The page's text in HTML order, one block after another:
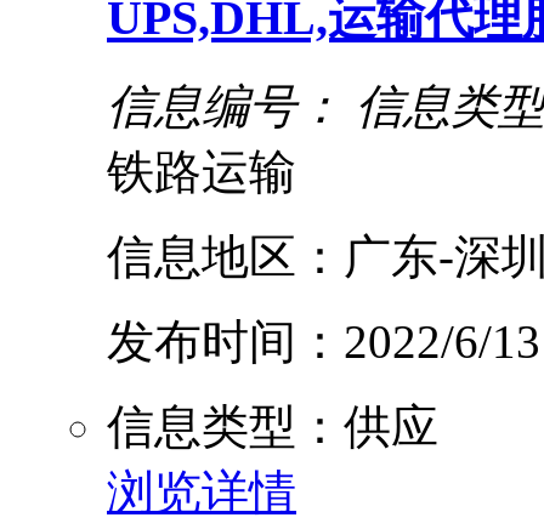
UPS,DHL,运输代理
信息编号： 信息类
铁路运输
信息地区：广东-深
发布时间：2022/6/13
信息类型：供应
浏览详情